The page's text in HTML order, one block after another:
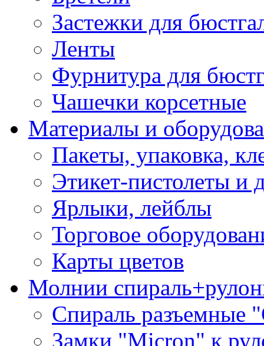
Застежки для
Ленты
Фурнитура для
Чашечки корсетные
Материалы и
Пакеты, упаковка,
Этикет-пистолеты и
Ярлыки, лейблы
Торговое
Карты цветов
Молнии
Спираль разъемные
Замки "Micron" к